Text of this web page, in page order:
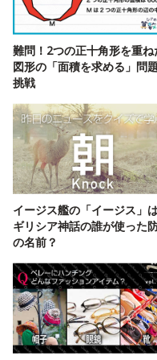
難問！2つの正十角形を重ね
図形の「面積を求める」問
挑戦
イージス艦の「イージス」は
ギリシア神話の誰が使った
の名前？